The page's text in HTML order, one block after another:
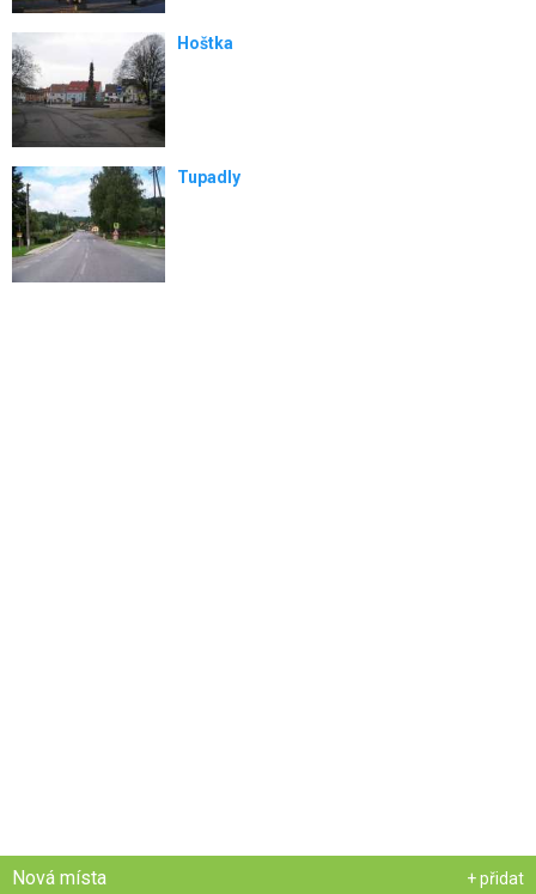
Hoštka
Tupadly
Nová místa + přidat